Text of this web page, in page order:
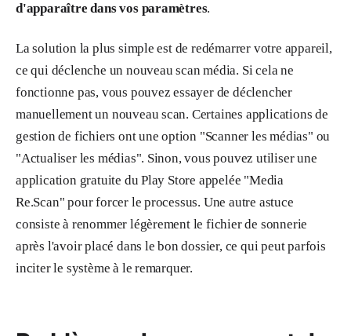
d'apparaître dans vos paramètres.
La solution la plus simple est de redémarrer votre appareil,
ce qui déclenche un nouveau scan média. Si cela ne
fonctionne pas, vous pouvez essayer de déclencher
manuellement un nouveau scan. Certaines applications de
gestion de fichiers ont une option "Scanner les médias" ou
"Actualiser les médias". Sinon, vous pouvez utiliser une
application gratuite du Play Store appelée "Media
Re.Scan" pour forcer le processus. Une autre astuce
consiste à renommer légèrement le fichier de sonnerie
après l'avoir placé dans le bon dossier, ce qui peut parfois
inciter le système à le remarquer.